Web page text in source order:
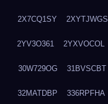
2X7CQ1SY 2XYTJWGS
2YV3O361 2YXVOCOL
30W729OG 31BVSCBT
32MATDBP 336RPFHA